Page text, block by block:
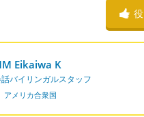
Eikaiwa K
バイリンガルスタッフ
アメリカ合衆国